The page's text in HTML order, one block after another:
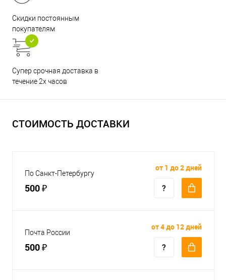
Скидки постоянным
покупателям
Супер срочная доставка в
течение 2х часов
СТОИМОСТЬ ДОСТАВКИ
По Санкт-Петербургу
500 ₽
от 1 до 2 дней
Почта России
500 ₽
от 4 до 12 дней